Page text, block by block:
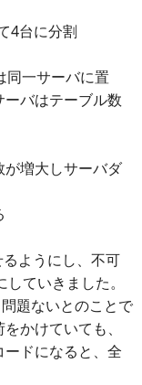
4台に分割
同一サーバに置
バはテーブル数
が増大しサーバダ
ようにし、不可
ていきました。
題ないとのことで
かけていても、
ドになると、全